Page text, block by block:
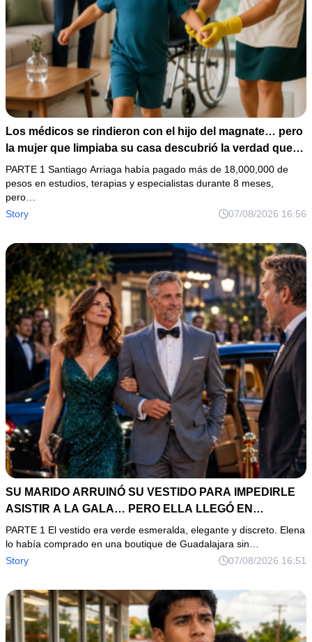
Los médicos se rindieron con el hijo del magnate… pero
la mujer que limpiaba su casa descubrió la verdad que
nadie quiso escuchar.
PARTE 1 Santiago Arriaga había pagado más de 18,000,000 de
pesos en estudios, terapias y especialistas durante 8 meses,
pero…
Story
07/08/2026 16:56
SU MARIDO ARRUINÓ SU VESTIDO PARA IMPEDIRLE
ASISTIR A LA GALA… PERO ELLA LLEGÓ EN
LIMUSINA COMO INVITADA DE HONOR DEL DUEÑO DE
LA EMPRESA
PARTE 1 El vestido era verde esmeralda, elegante y discreto. Elena
lo había comprado en una boutique de Guadalajara sin…
Story
07/08/2026 16:51